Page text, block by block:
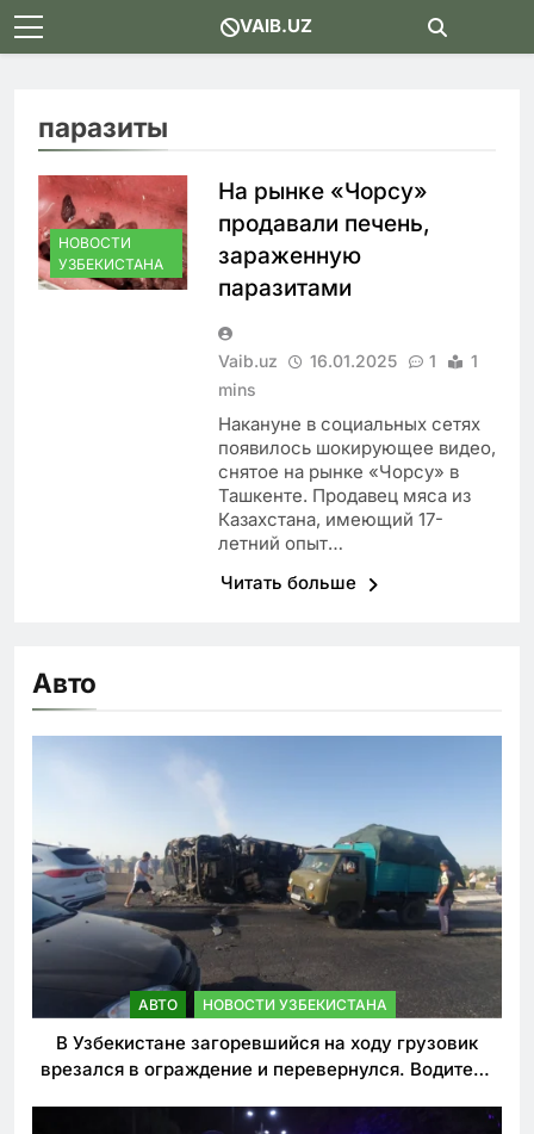
Skip
to
VAIB.UZ
паразиты
НОВОСТИ
УЗБЕКИСТАНА
На рынке «Чорсу»
продавали печень,
зараженную
паразитами
Vaib.uz 16.01.2025 1
1
mins
Накануне в социальных сетях
появилось шокирующее видео,
снятое на рынке «Чорсу» в
Ташкенте. Продавец мяса из
Казахстана, имеющий 17-
летний опыт…
Читать больше
Авто
АВТО НОВОСТИ УЗБЕКИСТАНА
В Узбекистане загоревшийся на ходу грузовик
врезался в ограждение и перевернулся. Водитель